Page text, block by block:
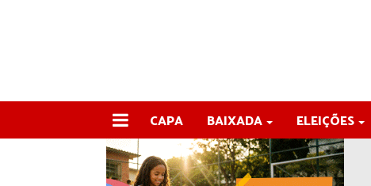
CAPA BAIXADA ELEIÇÕES